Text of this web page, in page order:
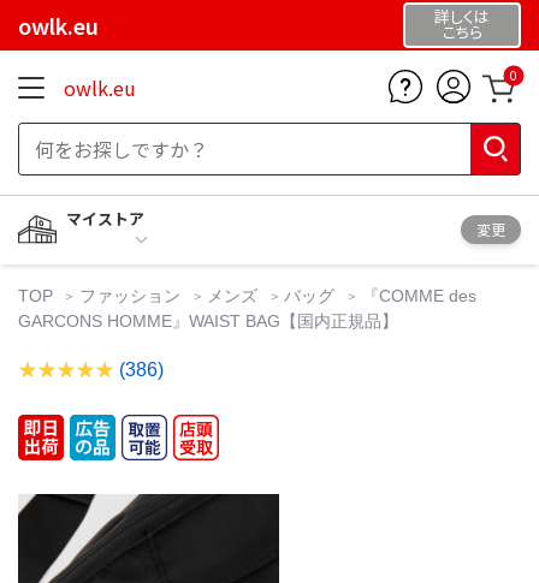
owlk.eu 詳しくは
こちら
owlk.eu 0
マイストア
変更
TOP ファッション メンズ バッグ
『COMME des
GARCONS HOMME』WAIST BAG【国内正規品】
(386)